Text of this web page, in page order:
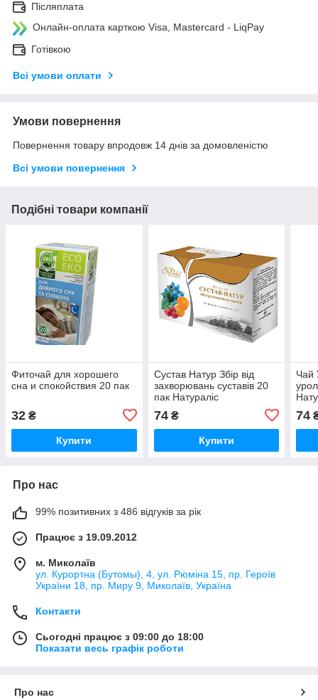
Післяплата
Онлайн-оплата карткою Visa, Mastercard - LiqPay
Готівкою
Всі умови оплати
Умови повернення
Повернення товару впродовж 14 днів за домовленістю
Всі умови повернення
Подібні товари компанії
Фиточай для хорошего
сна и спокойствия 20 пак
32 ₴
Купити
Сустав Натур Збір від
захворювань суставів 20
пак Натураліс
74₴
Купити
Чай
74
Про нас
99% позитивних з 486 відгуків за рік
Працює з 19.09.2012
м. Миколаїв
ул. Курортна (Бутомы), 4, ул. Рюміна 15, пр. Героїв
України 18, пр. Миру 9, Миколаїв, Україна
Контакти
Сьогодні працює з 09:00 до 18:00
Показати весь графік роботи
Про нас